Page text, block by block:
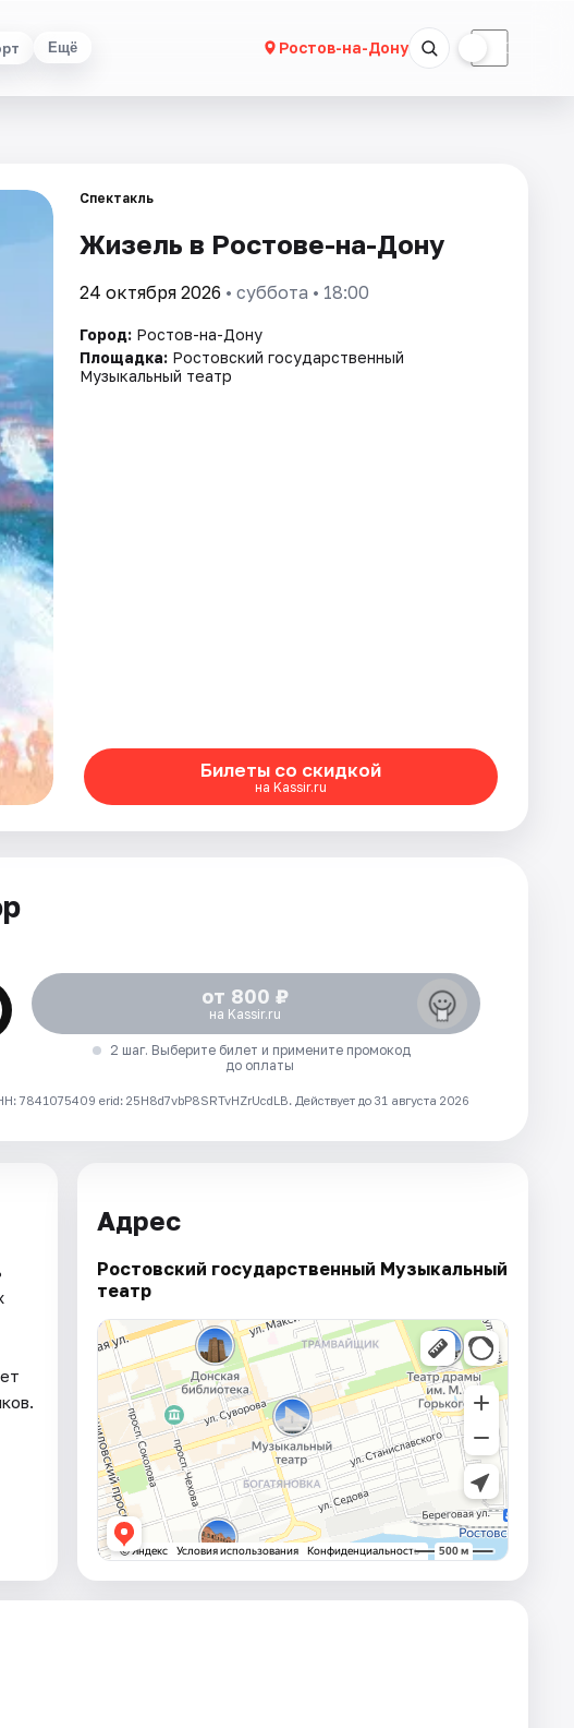
Ещё Ростов-на-Дону ☾
Спектакль
Жизель в Ростове-на-Дону
24 октября 2026 • суббота • 18:00
Город: Ростов-на-Дону
Площадка: Ростовский государственный
Музыкальный театр
Билеты со скидкой
на Kassir.ru
от 800 ₽
на Kassir.ru
2 шаг. Выберите билет и примените промокод
до оплаты
erid: 25H8d7vbP8SRTvHZrUcdLB. Действует до 31 августа 2026
Адрес
Ростовский государственный Музыкальный
театр